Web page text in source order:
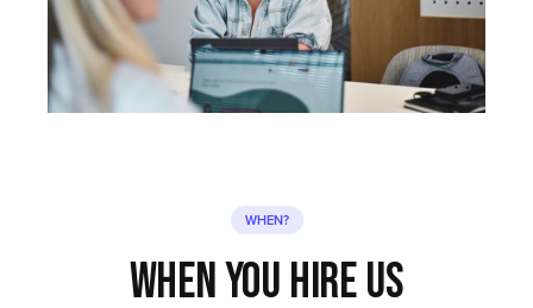
WHEN?
when you hire us